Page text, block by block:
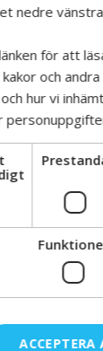
nedre
för att
och
hur vi
ACCEPTERA